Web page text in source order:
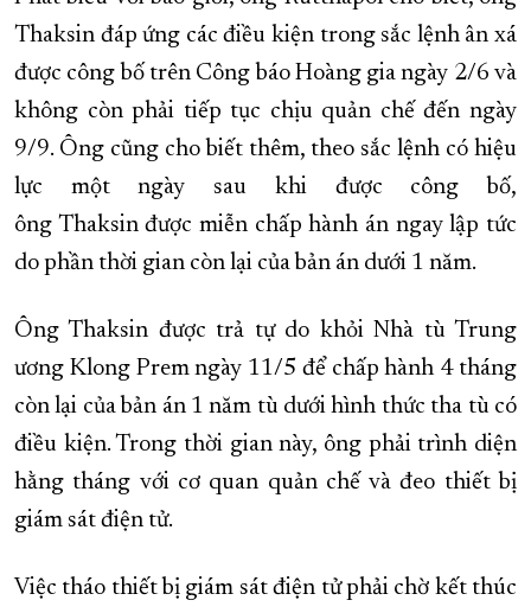
Thaksin đáp ứng các điều kiện trong sắc lệnh ân xá
được công bố trên Công báo Hoàng gia ngày 2/6 và
không còn phải tiếp tục chịu quản chế đến ngày
9/9. Ông cũng cho biết thêm, theo sắc lệnh có hiệu
lực một ngày sau khi được công bố,
ông Thaksin được miễn chấp hành án ngay lập tức
do phần thời gian còn lại của bản án dưới 1 năm.
Ông Thaksin được trả tự do khỏi Nhà tù Trung
ương Klong Prem ngày 11/5 để chấp hành 4 tháng
còn lại của bản án 1 năm tù dưới hình thức tha tù có
điều kiện. Trong thời gian này, ông phải trình diện
hằng tháng với cơ quan quản chế và đeo thiết bị
giám sát điện tử.
Việc tháo thiết bị giám sát điện tử phải chờ kết thúc